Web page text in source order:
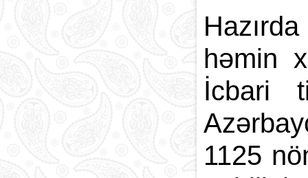
həmin
İcbari
1125